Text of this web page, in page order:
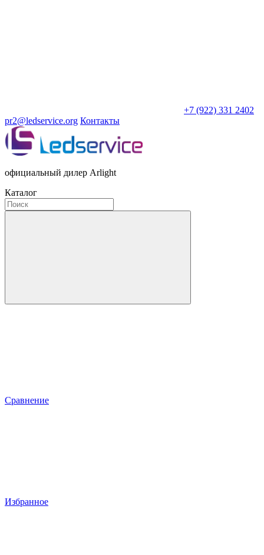
+7 (922) 331 2402
pr2@ledservice.org Контакты
официальный дилер Arlight
Каталог
Сравнение
Избранное